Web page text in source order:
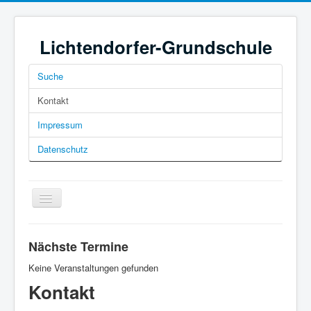
Lichtendorfer-Grundschule
Suche
Kontakt
Impressum
Datenschutz
Navigation
an/aus
Home
Nächste Termine
Keine Veranstaltungen gefunden
Kontakt